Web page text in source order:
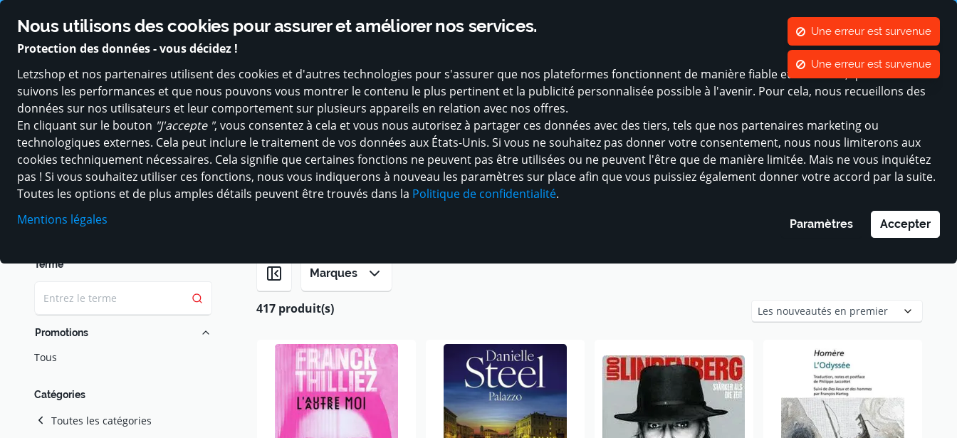
Nous utilisons des cookies pour assurer et améliorer nos services.
Protection des données - vous décidez !
Letzshop et nos partenaires utilisent des cookies et d'autres technologies pour s'assurer que nos plateformes fonctionnent de manière fiable et sécurisée, que nous
suivons les performances et que nous pouvons vous montrer le contenu le plus pertinent et la publicité personnalisée possible à l'avenir. Pour cela, nous recueillons des
données sur nos utilisateurs et leur comportement sur plusieurs appareils en relation avec nos offres.
En cliquant sur le bouton "J'accepte ", vous consentez à cela et vous nous autorisez à partager ces données avec des tiers, tels que nos partenaires marketing ou
technologiques externes. Cela peut inclure le traitement de vos données aux États-Unis. Si vous ne souhaitez pas donner votre consentement, nous nous limiterons aux
cookies techniquement nécessaires. Cela signifie que certaines fonctions ne peuvent pas être utilisées ou ne peuvent l'être que de manière limitée. Mais ne vous inquiétez
pas ! Si vous souhaitez utiliser ces fonctions, nous vous indiquerons à nouveau les paramètres sur place afin que vous puissiez également donner votre accord par la suite.
Toutes les options et de plus amples détails peuvent être trouvés dans la Politique de confidentialité.
Mentions légales
Paramètres Accepter
CATÉGORIES MADE IN LUXEMBOURG COMMERÇANTS MINI-ENTREPRISES Inscrivez votre commerce
Acheter à Luxembourg Logiciels
Logiciels
Terme
Promotions
Tous
Catégories
Toutes les catégories
Marques
417 produit(s)